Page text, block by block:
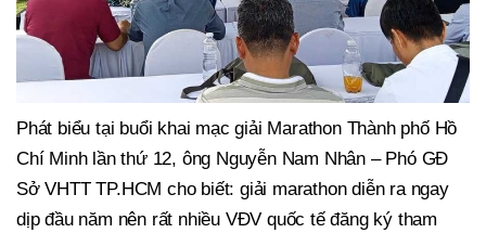
Phát biểu tại buổi khai mạc giải Marathon Thành phố Hồ
Chí Minh lần thứ 12, ông Nguyễn Nam Nhân – Phó GĐ
Sở VHTT TP.HCM cho biết: giải marathon diễn ra ngay
dịp đầu năm nên rất nhiều VĐV quốc tế đăng ký tham